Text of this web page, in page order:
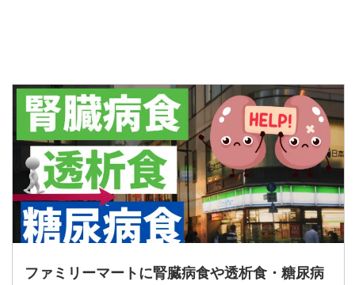
ファミリーマートに腎臓病食や透析食・糖尿病